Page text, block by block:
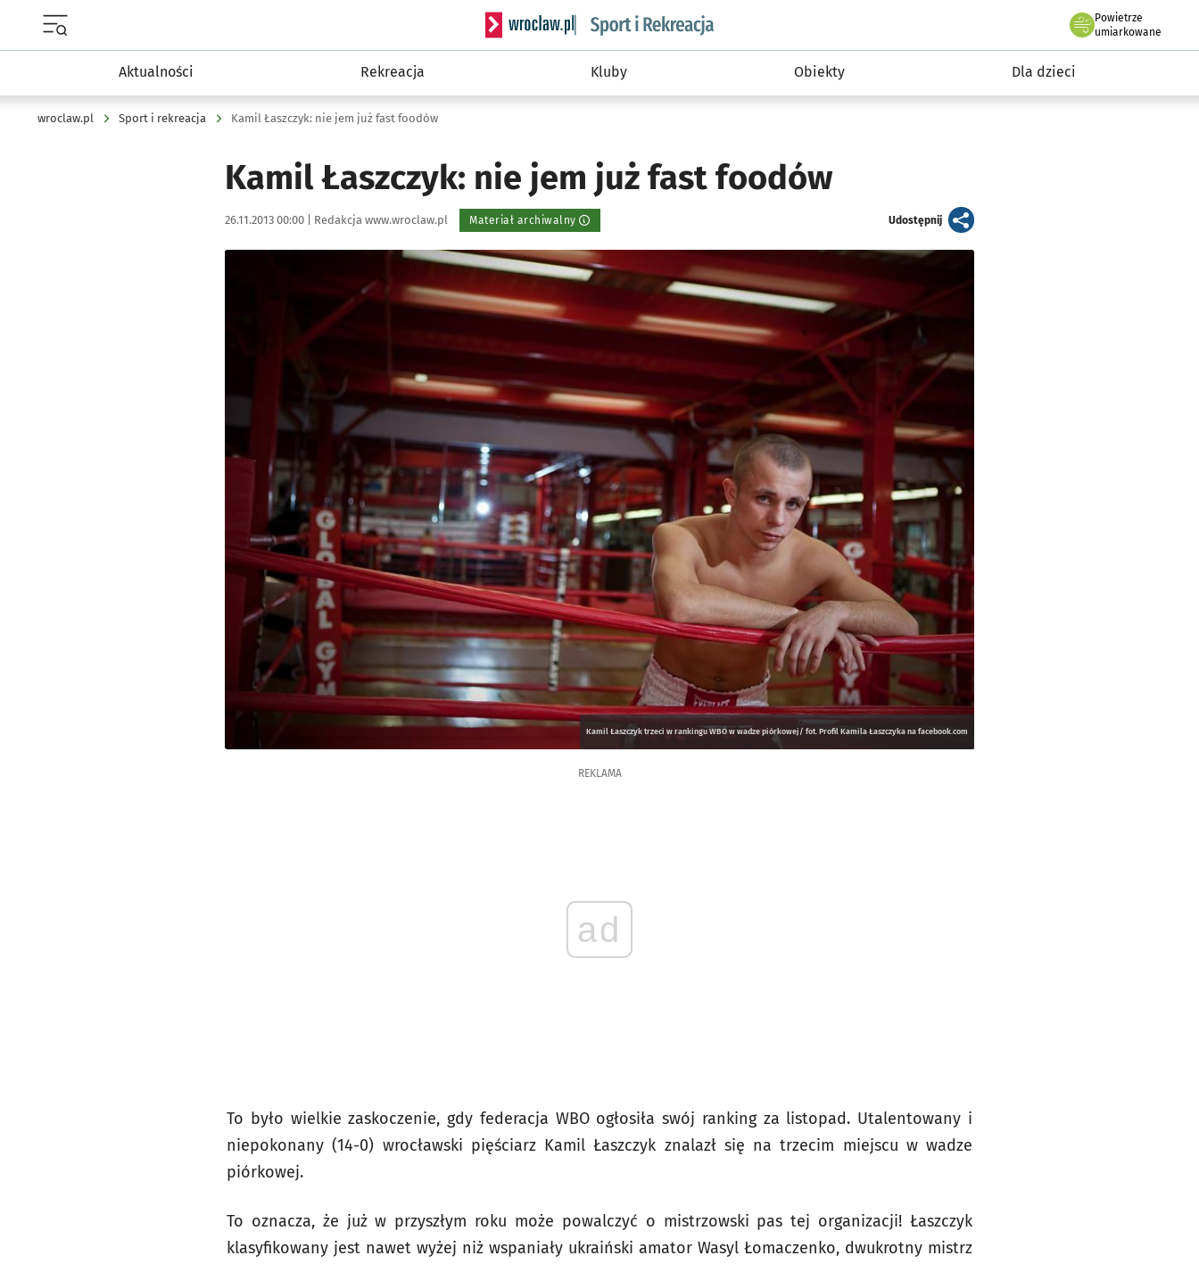
Serwis informacyjny wroclaw.pl podserwis: Sport i rekreacja
Powietrze
we Wrocławiu
umiarkowane
Aktualności Rekreacja Kluby Obiekty Dla dzieci
wroclaw.pl Sport i rekreacja Kamil Łaszczyk: nie jem już fast foodów
Kamil Łaszczyk: nie jem już fast foodów
Data publikacji:
26.11.2013 00:00 | Autor:
Redakcja www.wroclaw.pl Materiał archiwalny Udostępnijartykuł
Kamil Łaszczyk trzeci w rankingu WBO w wadze piórkowej/ fot. Profil Kamila Łaszczyka na facebook.com
REKLAMA
ad
To było wielkie zaskoczenie, gdy federacja WBO ogłosiła swój ranking za listopad. Utalentowany i
niepokonany (14-0) wrocławski pięściarz Kamil Łaszczyk znalazł się na trzecim miejscu w wadze
piórkowej.
To oznacza, że już w przyszłym roku może powalczyć o mistrzowski pas tej organizacji! Łaszczyk
klasyfikowany jest nawet wyżej niż wspaniały ukraiński amator Wasyl Łomaczenko, dwukrotny mistrz